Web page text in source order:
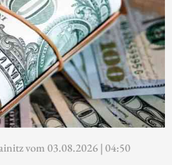
vom 03.08.2026 | 04:50